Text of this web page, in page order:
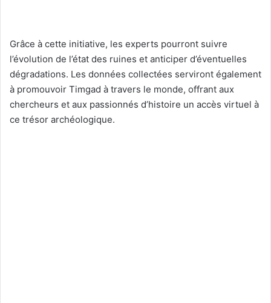
Grâce à cette initiative, les experts pourront suivre
l’évolution de l’état des ruines et anticiper d’éventuelles
dégradations. Les données collectées serviront également
à promouvoir Timgad à travers le monde, offrant aux
chercheurs et aux passionnés d’histoire un accès virtuel à
ce trésor archéologique.